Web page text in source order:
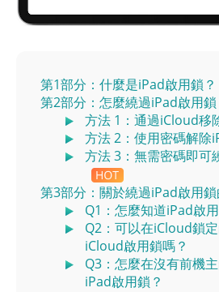
第1部分：什麼是iPad啟用鎖？
第2部分：怎麼繞過iPad啟用鎖
方法 1：通過iCloud移
方法 2：使用密碼解除
方法 3：無需密碼即可
第3部分：關於繞過iPad啟用
Q1：怎麼知道iPad啟
Q2：可以在iCloud鎖
iCloud啟用鎖嗎？
Q3：怎麼在沒有前機
iPad啟用鎖？